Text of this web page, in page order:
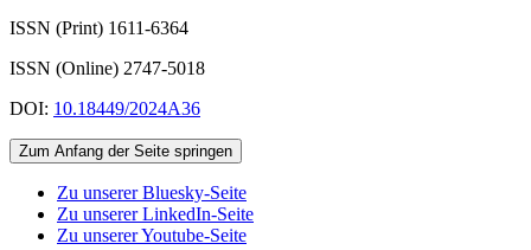
ISSN (Print) 1611-6364
ISSN (Online) 2747-5018
DOI: 10.18449/2024A36
Zum Anfang der Seite springen
Zu unserer Bluesky-Seite
Zu unserer LinkedIn-Seite
Zu unserer Youtube-Seite